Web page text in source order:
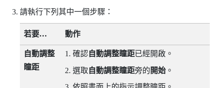
請執行下列其中一個步驟：
若要… 動作
自動調整
瞳距
確認自動調整瞳距已經開啟。
選取 自動調整瞳距旁的 開始。